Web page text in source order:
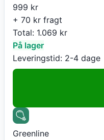
999 kr
+ 70 kr fragt
Total: 1.069 kr
På lager
Leveringstid: 2-4 dage
Greenline